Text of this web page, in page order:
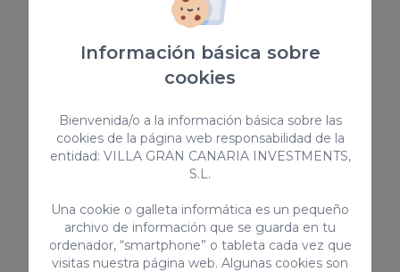
Televisión por cable/satélite
Servicios complementarios
Información básica sobre
cookies
Bienvenida/o a la información básica sobre las
cookies de la página web responsabilidad de la
entidad: VILLA GRAN CANARIA INVESTMENTS,
S.L.
Una cookie o galleta informática es un pequeño
archivo de información que se guarda en tu
ordenador, “smartphone” o tableta cada vez que
visitas nuestra página web. Algunas cookies son